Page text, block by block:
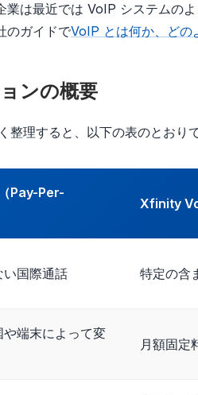
業は最近では VoIP システムの
のガイドでVoIP とは何か、どの
ンの概要
理すると、以下の表のとおりで
Pay-Per-
Xfinity
い国際通話 特定の含
端末によって変
月額固定